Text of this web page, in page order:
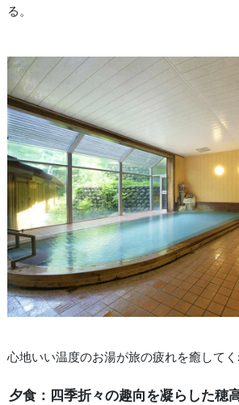
る。
心地いい温度のお湯が旅の疲れを癒してく
夕食：四季折々の趣向を凝らした穂